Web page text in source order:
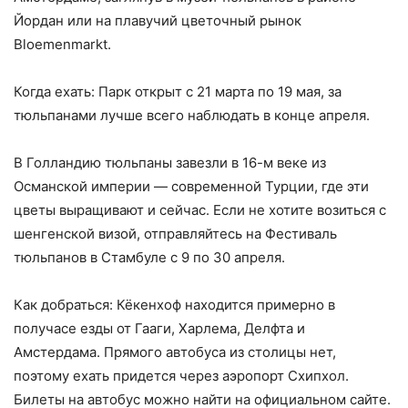
Йордан или на плавучий цветочный рынок
Bloemenmarkt.
Когда ехать: Парк открыт с 21 марта по 19 мая, за
тюльпанами лучше всего наблюдать в конце апреля.
В Голландию тюльпаны завезли в 16-м веке из
Османской империи — современной Турции, где эти
цветы выращивают и сейчас. Если не хотите возиться с
шенгенской визой, отправляйтесь на Фестиваль
тюльпанов в Стамбуле с 9 по 30 апреля.
Как добраться: Кёкенхоф находится примерно в
получасе езды от Гааги, Харлема, Делфта и
Амстердама. Прямого автобуса из столицы нет,
поэтому ехать придется через аэропорт Схипхол.
Билеты на автобус можно найти на официальном сайте.